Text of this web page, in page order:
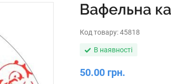
Вафельна
Код товару:45818
В наявності
50.00 грн.